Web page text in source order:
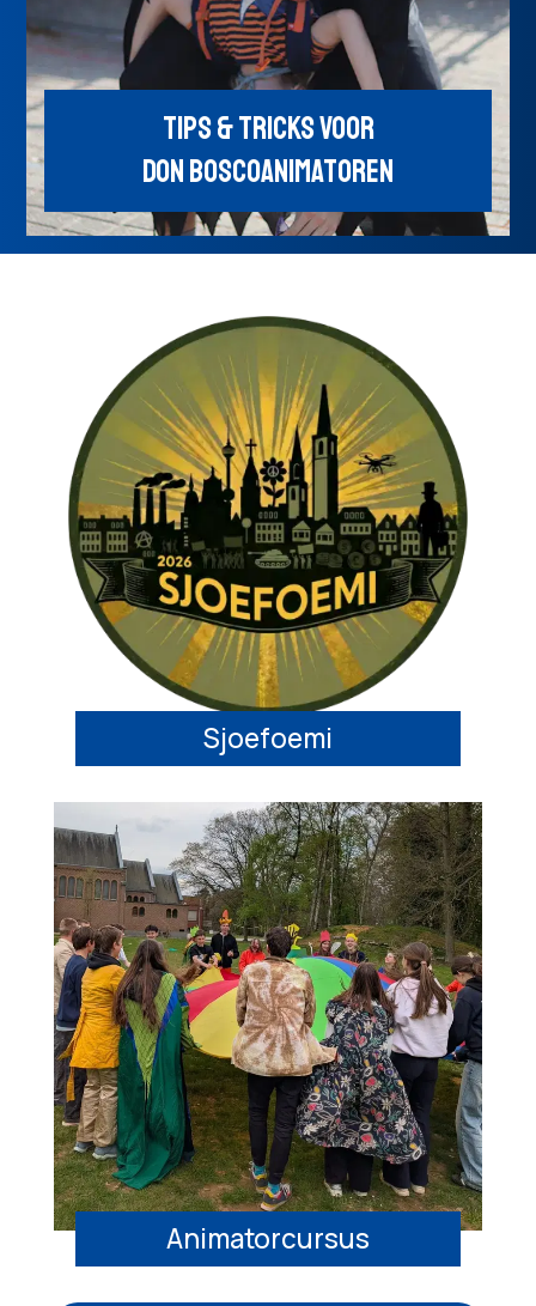
Tips & Tricks voor
Don Boscoanimatoren
Sjoefoemi
Animatorcursus